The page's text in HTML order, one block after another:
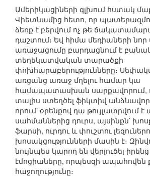
Ամերիկացիների գլխում հստակ
Վիետնամից հետո, որ
ձեռք է բերվում ոչ թե
դաշտում։ Եվ հիմա մեդիաների
առաջացումը բարդացնում է
տեղեկատվական տարածքի
փոխհարաբերությունները։
առցանց առաջ մղելու համար կա
համապատասխան սարքավորում,
տալիս ստեղծել ֆիկտիվ
որում՝ օրենքով դա թույլատրվում
սահմաններից դուրս, այսինքն՝
ֆարսի, ուրդու և փուշտու
խոսակցությունների մասին է։
նույնպես կարող են վերլուծել
էմոցիաները, որպեսզի ապահովեն
հաջողությունը։